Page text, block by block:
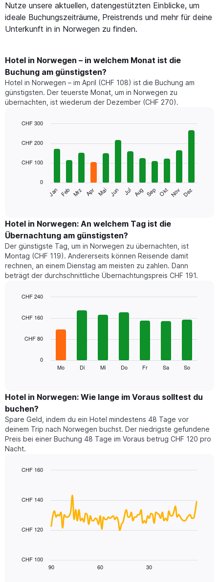
Nutze unsere aktuellen, datengestützten Einblicke, um
ideale Buchungszeiträume, Preistrends und mehr für deine
Unterkunft in in Norwegen zu finden.
Hotel in Norwegen – in welchem Monat ist die
Buchung am günstigsten?
Hotel in Norwegen – im April (CHF 108) ist die Buchung am
günstigsten. Der teuerste Monat, um in Norwegen zu
übernachten, ist wiederum der Dezember (CHF 270).
chart
bars.
den
durchschnittlichen
Zimmerpreis
im
jeweiligen
Monat
an.
Diagramm
die
Monate
hat
1
Y-
Achse,
die
den
durchschnittlichen
anzeigt.
graphic.
Jan Feb Mrz Apr Mai Jun Jul Aug Sep Okt Nov Dez
0
CHF 100
CHF 200
CHF 300
Hotel in Norwegen: An welchem Tag ist die
Übernachtung am günstigsten?
Der günstigste Tag, um in Norwegen zu übernachten, ist
Montag (CHF 119). Andererseits können Reisende damit
rechnen, an einem Dienstag am meisten zu zahlen. Dann
beträgt der durchschnittliche Übernachtungspreis CHF 191.
chart
bars.
den
durchschnittlichen
Preis
eines
Zimmers
für
den
Wochentag.
hat
die
anzeigt.
Mo Di Mi Do Fr Sa So
0
CHF 80
CHF 160
CHF 240
Hotel in Norwegen: Wie lange im Voraus solltest du
buchen?
Spare Geld, indem du ein Hotel mindestens 48 Tage vor
deinem Trip nach Norwegen buchst. Der niedrigste gefundene
Preis bei einer Buchung 48 Tage im Voraus betrug CHF 120 pro
Nacht.
with
90
Diagramm
90 60 30
CHF 100
CHF 120
CHF 140
CHF 160